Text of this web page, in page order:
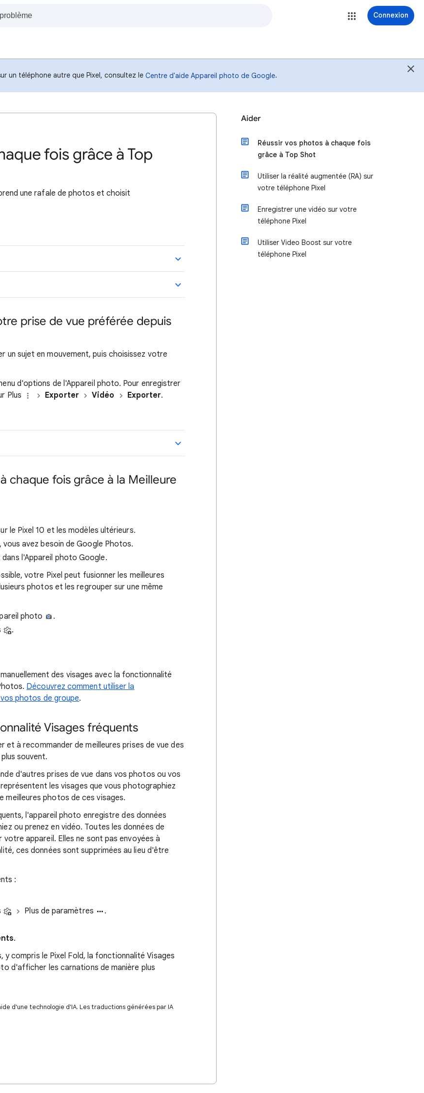
Connexion
un téléphone autre que Pixel, consultez le Centre d'aide Appareil photo de Google.
fois grâce à Top
une rafale de photos et choisit
prise de vue préférée depuis
un sujet en mouvement, puis choisissez votre
d'options de l'Appareil photo. Pour enregistrer
Plus
Exporter Vidéo Exporter.
chaque fois grâce à la Meilleure
le Pixel 10 et les modèles ultérieurs.
avez besoin de Google Photos.
l'Appareil photo Google.
votre Pixel peut fusionner les meilleures
photos et les regrouper sur une même
photo
.
.
des visages avec la fonctionnalité
Découvrez comment utiliser la
photos de groupe.
Visages fréquents
à recommander de meilleures prises de vue des
souvent.
d'autres prises de vue dans vos photos ou vos
les visages que vous photographiez
meilleures photos de ces visages.
l'appareil photo enregistre des données
ou prenez en vidéo. Toutes les données de
appareil. Elles ne sont pas envoyées à
ces données sont supprimées au lieu d'être
:
Plus de paramètres
.
.
y compris le Pixel Fold, la fonctionnalité Visages
d'afficher les carnations de manière plus
d'une technologie d'IA. Les traductions générées par IA
Aider
Réussir vos photos à chaque fois
grâce à Top Shot
Utiliser la réalité augmentée (RA) sur
votre téléphone Pixel
Enregistrer une vidéo sur votre
téléphone Pixel
Utiliser Video Boost sur votre
téléphone Pixel